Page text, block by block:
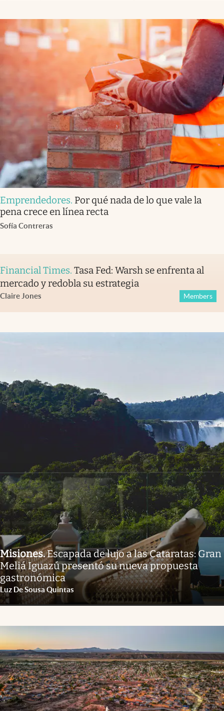
Emprendedores. Por qué nada de lo que vale la
pena crece en línea recta
Sofía Contreras
Financial Times. Tasa Fed: Warsh se enfrenta al
mercado y redobla su estrategia
Claire Jones Members
Misiones.Escapada de lujo a las Cataratas: Gran
Meliá Iguazú presentó su nueva propuesta
gastronómica
Luz De Sousa Quintas